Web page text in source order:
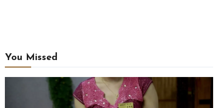
You Missed